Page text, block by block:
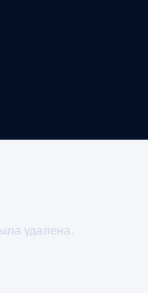
удалена.